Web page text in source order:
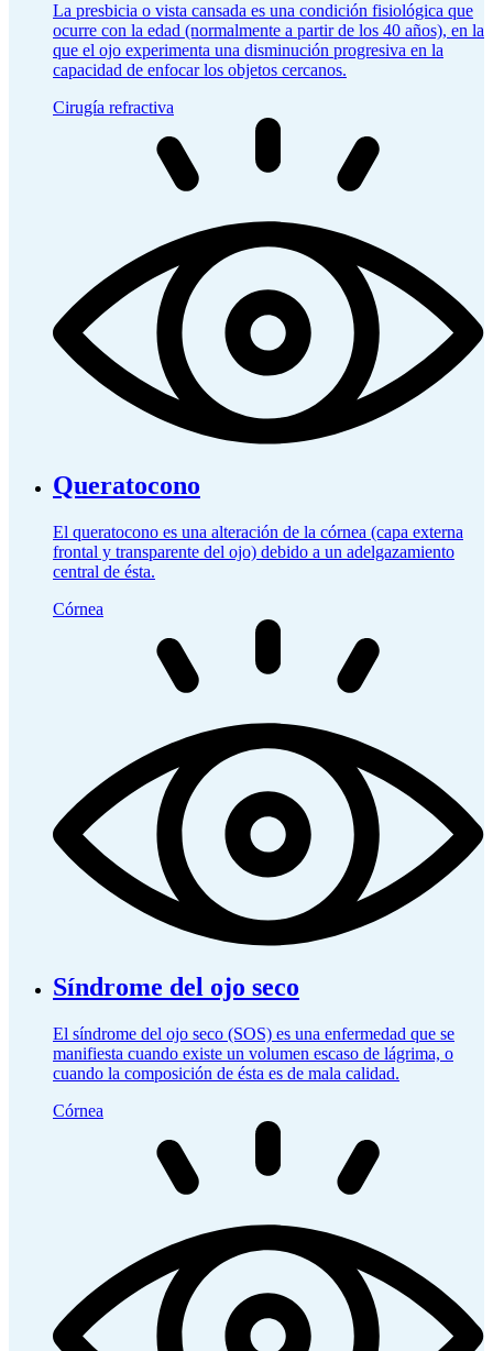
La presbicia o vista cansada es una condición fisiológica que
ocurre con la edad (normalmente a partir de los 40 años), en la
que el ojo experimenta una disminución progresiva en la
capacidad de enfocar los objetos cercanos.
Cirugía refractiva
Queratocono
El queratocono es una alteración de la córnea (capa externa
frontal y transparente del ojo) debido a un adelgazamiento
central de ésta.
Córnea
Síndrome del ojo seco
El síndrome del ojo seco (SOS) es una enfermedad que se
manifiesta cuando existe un volumen escaso de lágrima, o
cuando la composición de ésta es de mala calidad.
Córnea